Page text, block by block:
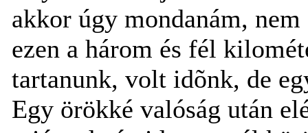
akkor úgy mondanám,
ezen a három és fél
tartanunk, volt idõnk, de
Egy örökké valóság után